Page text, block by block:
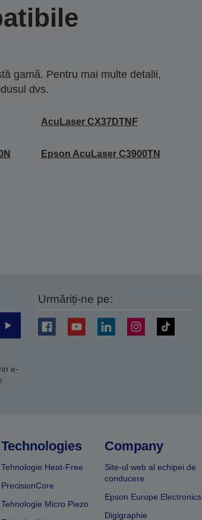
gamă. Pentru mai multe detalii,
dvs.
AcuLaser CX37DTNF
Epson AcuLaser C3900TN
Trimiteți
e-
Urmăriți-ne pe:
Technologies
Tehnologie Heat-Free
PrecisionCore
Tehnologie Micro Piezo
Company
Site-ul web al echipei de
conducere
Epson Europe Electronics
Digigraphie